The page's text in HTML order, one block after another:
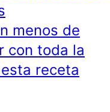
menos de
con toda la
receta